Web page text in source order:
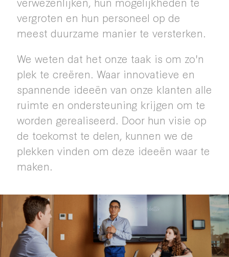
vergroten en hun personeel op de
meest duurzame manier te versterken.
We weten dat het onze taak is om zo'n
plek te creëren. Waar innovatieve en
spannende ideeën van onze klanten alle
ruimte en ondersteuning krijgen om te
worden gerealiseerd. Door hun visie op
de toekomst te delen, kunnen we de
plekken vinden om deze ideeën waar te
maken.